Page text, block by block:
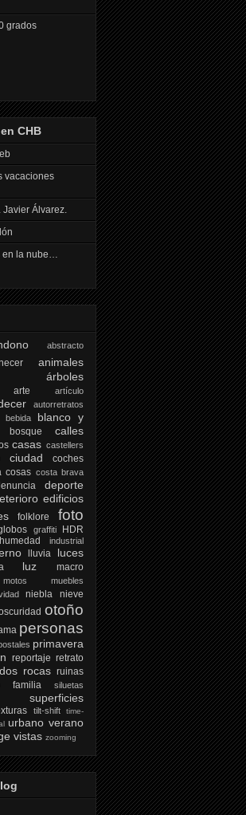
grados
CHB
vacaciones
Javier Álvarez.
en la nube…
abstracto
animales
árboles
arte
artículo
autorretratos
bebida
blanco y
bosque
calles
casas castellers
ciudad coches
cosas costa brava
deporte
edificios
folklore foto
graffiti
HDR
humedad industrial
lluvia
luces
luz macro
motos muebles
niebla nieve
otoño
personas
primavera
reportaje retrato
rocas ruinas
familia siluetas
superficies
tilt-shift
time-
urbano verano
vistas zooming